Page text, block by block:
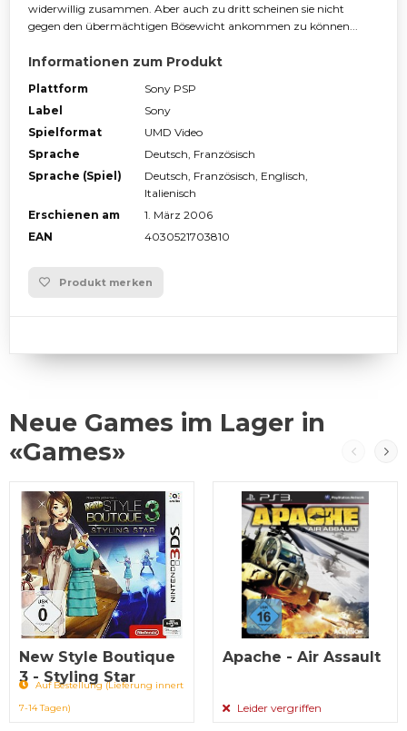
widerwillig zusammen. Aber auch zu dritt scheinen sie nicht
gegen den übermächtigen Bösewicht ankommen zu können...
Informationen zum Produkt
Plattform
Sony PSP
Label
Sony
Spielformat
UMD Video
Sprache
Deutsch, Französisch
Sprache (Spiel)
Deutsch, Französisch, Englisch,
Italienisch
Erschienen am
1. März 2006
EAN
4030521703810
Produkt merken
Neue Games im Lager in
«Games»
New Style Boutique
3 - Styling Star
Auf Bestellung (Lieferung innert
7-14 Tagen)
Apache - Air Assault
Leider vergriffen